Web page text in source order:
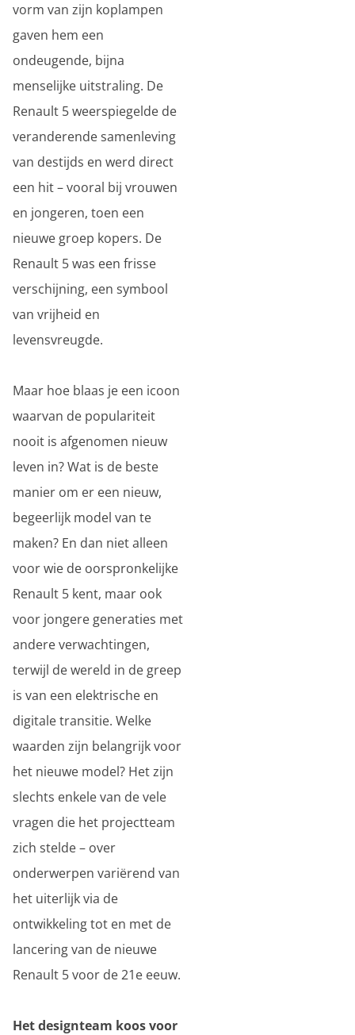
vorm van zijn koplampen
gaven hem een
ondeugende, bijna
menselijke uitstraling. De
Renault 5 weerspiegelde de
veranderende samenleving
van destijds en werd direct
een hit – vooral bij vrouwen
en jongeren, toen een
nieuwe groep kopers. De
Renault 5 was een frisse
verschijning, een symbool
van vrijheid en
levensvreugde.
Maar hoe blaas je een icoon
waarvan de populariteit
nooit is afgenomen nieuw
leven in? Wat is de beste
manier om er een nieuw,
begeerlijk model van te
maken? En dan niet alleen
voor wie de oorspronkelijke
Renault 5 kent, maar ook
voor jongere generaties met
andere verwachtingen,
terwijl de wereld in de greep
is van een elektrische en
digitale transitie. Welke
waarden zijn belangrijk voor
het nieuwe model? Het zijn
slechts enkele van de vele
vragen die het projectteam
zich stelde – over
onderwerpen variërend van
het uiterlijk via de
ontwikkeling tot en met de
lancering van de nieuwe
Renault 5 voor de 21e eeuw.
Het designteam koos voor